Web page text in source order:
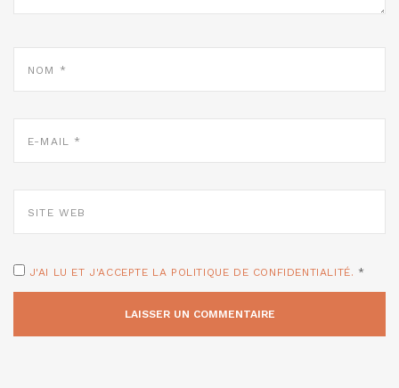
MAIL
WEB
J'AI LU ET J'ACCEPTE LA POLITIQUE DE CONFIDENTIALITÉ. *